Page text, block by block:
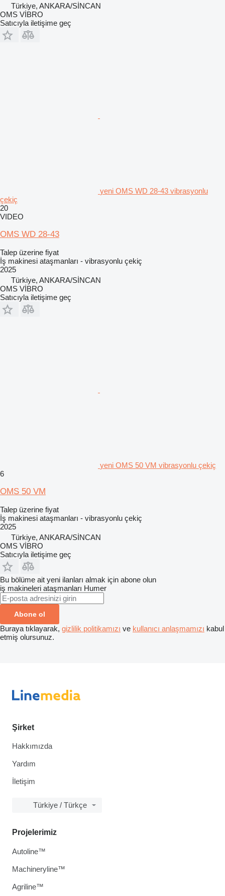
Türkiye, ANKARA/SİNCAN
OMS VİBRO
Satıcıyla iletişime geç
yeni OMS WD 28-43 vibrasyonlu
çekiç
20
VIDEO
OMS WD 28-43
Talep üzerine fiyat
İş makinesi ataşmanları - vibrasyonlu çekiç
2025
Türkiye, ANKARA/SİNCAN
OMS VİBRO
Satıcıyla iletişime geç
yeni OMS 50 VM vibrasyonlu çekiç
6
OMS 50 VM
Talep üzerine fiyat
İş makinesi ataşmanları - vibrasyonlu çekiç
2025
Türkiye, ANKARA/SİNCAN
OMS VİBRO
Satıcıyla iletişime geç
Bu bölüme ait yeni ilanları almak için abone olun
iş makineleri ataşmanları Humer
Abone ol
Buraya tıklayarak, gizlilik politikamızı ve kullanıcı anlaşmamızı kabul
etmiş olursunuz.
Şirket
Hakkımızda
Yardım
İletişim
Türkiye / Türkçe
Projelerimiz
Autoline™
Machineryline™
Agriline™